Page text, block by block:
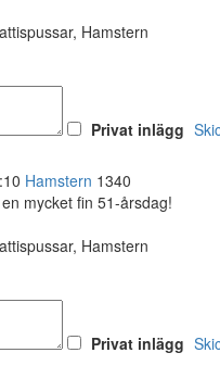
Hamstern
Privat inlägg
Hamstern 1340
mycket fin 51-årsdag!
Hamstern
Privat inlägg